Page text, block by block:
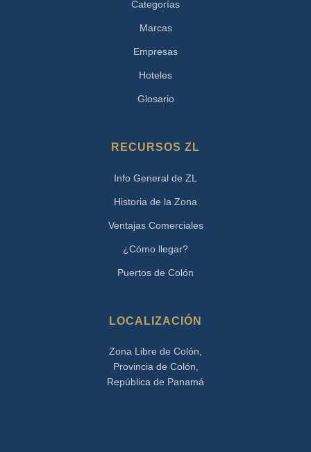
Categorías
Marcas
Empresas
Hoteles
Glosario
RECURSOS ZL
Info General de ZL
Historia de la Zona
Ventajas Comerciales
¿Cómo llegar?
Puertos de Colón
LOCALIZACIÓN
Zona Libre de Colón,
Provincia de Colón,
República de Panamá